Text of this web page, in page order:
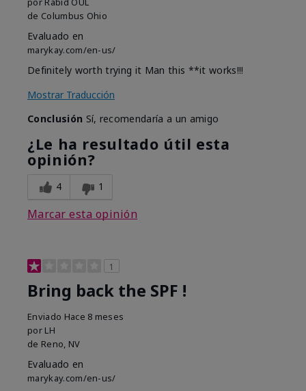
de Columbus Ohio
Evaluado en
marykay.com/en-us/
Definitely worth trying it Man this **it works!!!
Mostrar Traducción
Conclusión Sí, recomendaría a un amigo
¿Le ha resultado útil esta
opinión?
4 1
Marcar esta opinión
1
Bring back the SPF !
Enviado Hace 8 meses
por LH
de Reno, NV
Evaluado en
marykay.com/en-us/